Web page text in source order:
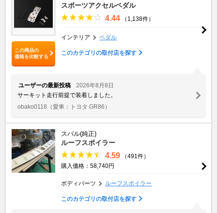
この商品の
価格を比較する
スポーツアクセルペダル
4.44 （1,138件）
インテリア ペダル
このカテゴリの取付店を探す
ユーザーの最新投稿
2026年8月8日
サーキット走行前提で装着しました。
obako0118 （愛車：トヨタ GR86）
スバル(純正)
ルーフスポイラー
4.59
（491件）
購入価格：58,740円
ボディパーツ ルーフスポイラー
このカテゴリの取付店を探す